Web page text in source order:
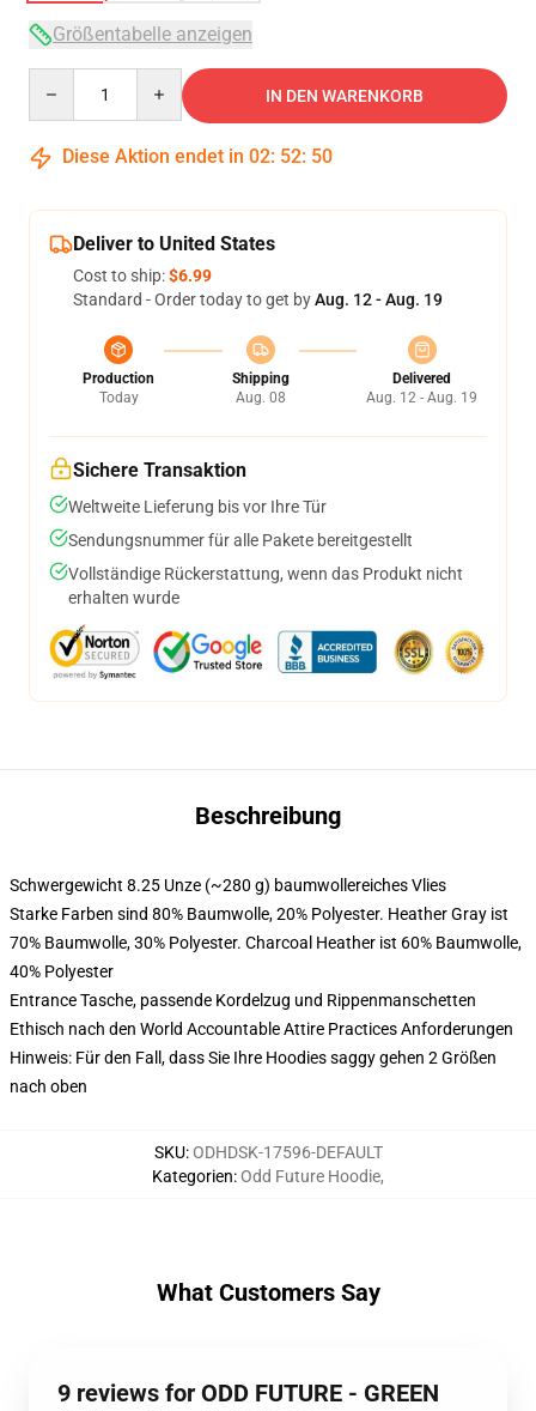
Größentabelle anzeigen
IN DEN WARENKORB
Diese Aktion endet in 02: 52: 49
Deliver to United States
Cost to ship:$6.99
Standard - Order today to get byAug. 12 - Aug. 19
Production
Today
Shipping
Aug. 08
Delivered
Aug. 12 - Aug. 19
Sichere Transaktion
Weltweite Lieferung bis vor Ihre Tür
Sendungsnummer für alle Pakete bereitgestellt
Vollständige Rückerstattung, wenn das Produkt nicht
erhalten wurde
Beschreibung
Schwergewicht 8.25 Unze (~280 g) baumwollereiches Vlies
Starke Farben sind 80% Baumwolle, 20% Polyester. Heather Gray ist
70% Baumwolle, 30% Polyester. Charcoal Heather ist 60% Baumwolle,
40% Polyester
Entrance Tasche, passende Kordelzug und Rippenmanschetten
Ethisch nach den World Accountable Attire Practices Anforderungen
Hinweis: Für den Fall, dass Sie Ihre Hoodies saggy gehen 2 Größen
nach oben
SKU:ODHDSK-17596-DEFAULT
Kategorien:Odd Future Hoodie,
What Customers Say
9 reviews for ODD FUTURE - GREEN